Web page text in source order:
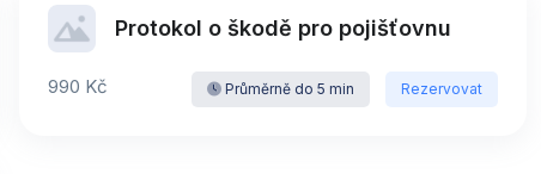
Protokol o škodě pro pojišťovnu
990 Kč Průměrně do 5 min Rezervovat